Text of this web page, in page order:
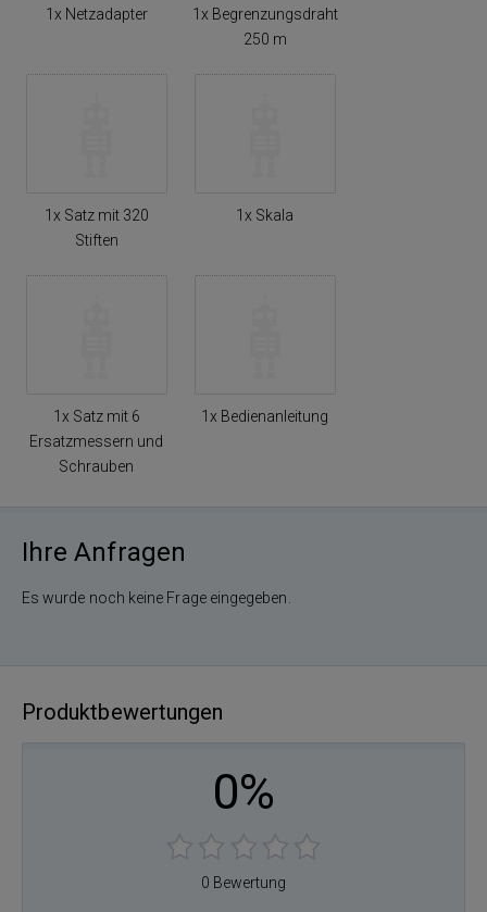
1x Netzadapter
1x Begrenzungsdraht
250 m
1x Satz mit 320
Stiften
1x Skala
1x Satz mit 6
Ersatzmessern und
Schrauben
1x Bedienanleitung
Ihre Anfragen
Es wurde noch keine Frage eingegeben.
Produktbewertungen
0%
0 Bewertung